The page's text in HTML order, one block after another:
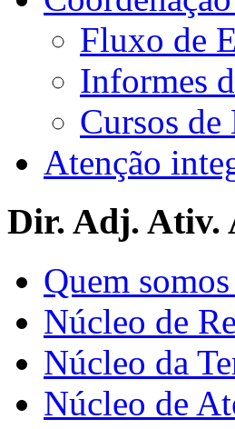
Fluxo de
Informes
Cursos de
Atenção
Dir. Adj. Ativ.
Quem
Núcleo de
Núcleo da
Núcleo de